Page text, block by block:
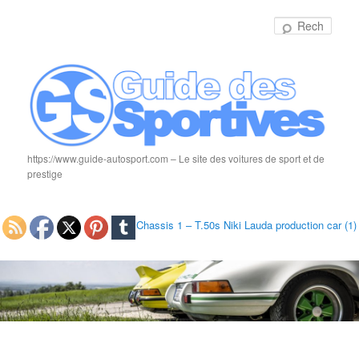
https://www.guide-autosport.com – Le site des voitures de sport et de
prestige
Chassis 1 – T.50s Niki Lauda production car (1)